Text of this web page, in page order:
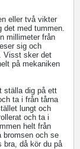
eller två vikter
det med tummen.
millimeter från
sig och
Visst sker det
på mekaniken
ställa dig på ett
ta i från tårna
lungt och
och ta i
helt från
bromsen och se
bra, då kör du på